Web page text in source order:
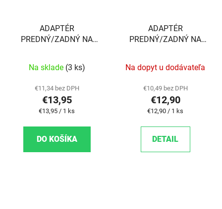
ADAPTÉR
PREDNÝ/ZADNÝ NA
Na sklade (3 ks)
€11,34 bez DPH
€13,95
Jednotková cena:
€13,95 / 1 ks
DO KOŠÍKA
ADAPTÉR
PREDNÝ/ZADNÝ NA
Na dopyt u dodávateľa
€10,49 bez DPH
€12,90
Jednotková cena:
€12,90 / 1 ks
DETAIL